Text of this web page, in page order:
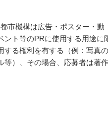
市機構は広告・ポスター・動
ント等のPRに使用する用途に
する権利を有する（例：写真
等）、その場合、応募者は著